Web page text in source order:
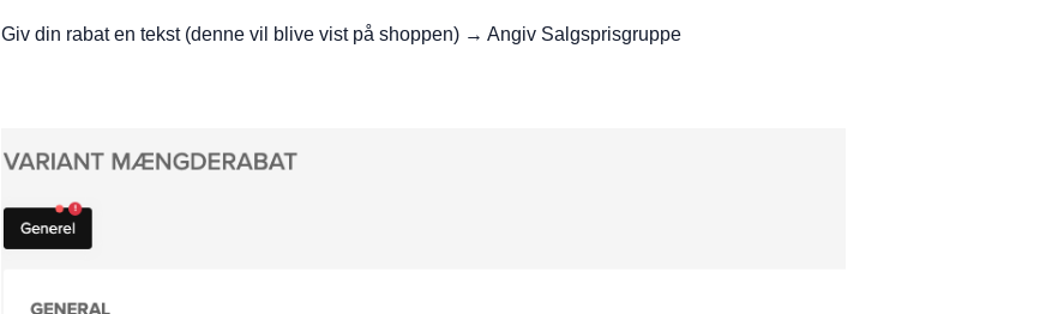
Giv din rabat en tekst (denne vil blive vist på shoppen) → Angiv Salgsprisgruppe